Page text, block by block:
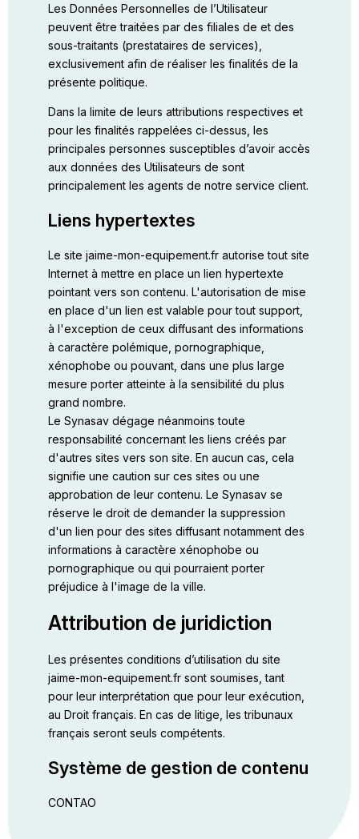
Les Données Personnelles de l’Utilisateur
peuvent être traitées par des filiales de et des
sous-traitants (prestataires de services),
exclusivement afin de réaliser les finalités de la
présente politique.
Dans la limite de leurs attributions respectives et
pour les finalités rappelées ci-dessus, les
principales personnes susceptibles d’avoir accès
aux données des Utilisateurs de sont
principalement les agents de notre service client.
Liens hypertextes
Le site jaime-mon-equipement.fr autorise tout site
Internet à mettre en place un lien hypertexte
pointant vers son contenu. L'autorisation de mise
en place d'un lien est valable pour tout support,
à l'exception de ceux diffusant des informations
à caractère polémique, pornographique,
xénophobe ou pouvant, dans une plus large
mesure porter atteinte à la sensibilité du plus
grand nombre.
Le Synasav dégage néanmoins toute
responsabilité concernant les liens créés par
d'autres sites vers son site. En aucun cas, cela
signifie une caution sur ces sites ou une
approbation de leur contenu. Le Synasav se
réserve le droit de demander la suppression
d'un lien pour des sites diffusant notamment des
informations à caractère xénophobe ou
pornographique ou qui pourraient porter
préjudice à l'image de la ville.
Attribution de juridiction
Les présentes conditions d’utilisation du site
jaime-mon-equipement.fr sont soumises, tant
pour leur interprétation que pour leur exécution,
au Droit français. En cas de litige, les tribunaux
français seront seuls compétents.
Système de gestion de contenu
CONTAO